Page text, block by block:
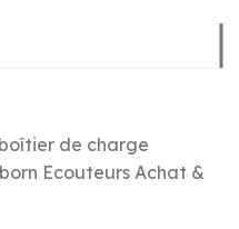
de charge
Ecouteurs Achat &